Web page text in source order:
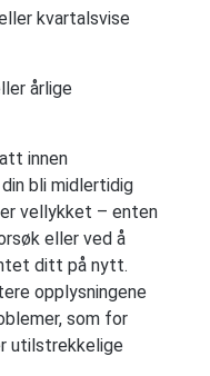
kvartalsvise
årlige
innen
bli midlertidig
vellykket – enten
eller ved å
ditt på nytt.
opplysningene
som for
utilstrekkelige